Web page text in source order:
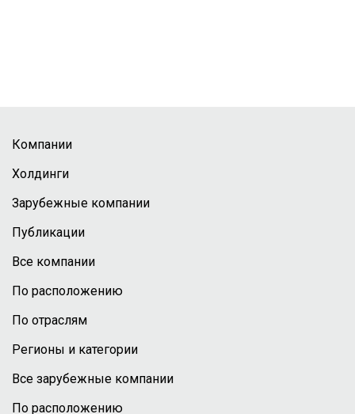
Компании
Холдинги
Зарубежные компании
Публикации
Все компании
По расположению
По отраслям
Регионы и категории
Все зарубежные компании
По расположению